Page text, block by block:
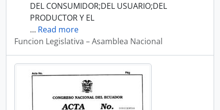
DEL CONSUMIDOR;DEL USUARIO;DEL
PRODUCTOR Y EL
… Read more
Funcion Legislativa – Asamblea Nacional